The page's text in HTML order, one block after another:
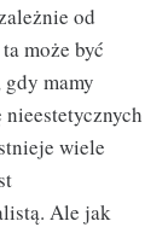
od
może być
mamy
wiele
Ale jak